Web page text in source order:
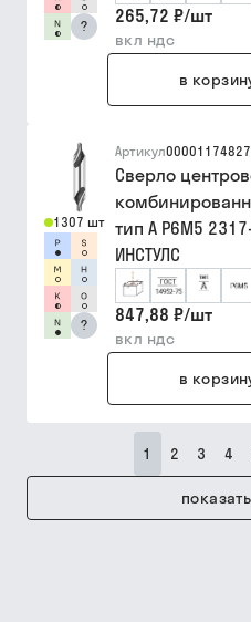
? 265,72 ₽/шт
вкл ндс
в
1307 шт
?
Артикул00001174827
Сверло
тип A Р6М5
ИНСТУЛС
847,88 ₽/шт
вкл ндс
в
1 2 3 4